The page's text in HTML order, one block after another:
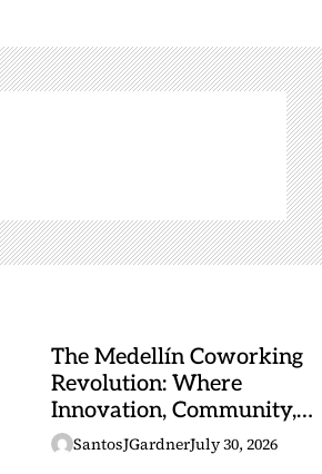
The Medellín Coworking
Revolution: Where
Innovation, Community,
and Tropical Energy
SantosJGardnerJuly 30, 2026